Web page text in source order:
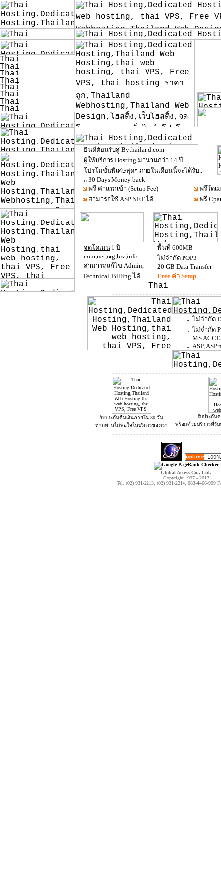
ยินดีต้อนรับสู่ Bythailand.com
ผู้ให้บริการ Hosting มานานกว่า 14 ปี...
โปรโมชั่นพิเศษสุดๆ ภายในเดือนนี้จะได้รับ..
30 Days Money back
ฟรี ค่าแรกเข้า (Setup Fee)
สามารถใช้ ASP.NET ได้
ฟรีโดเ
ฟรี
จดโดเมน 1 ปี
com,net,org,biz,info
สามารถแก้ไข Admin,
Technical, Billing ได้
พื้นที่ 600MB
ไม่จำกัด POP3
20 GB Data Transfer
Free ค่า Setup
ไม่จำกัด
ไม่จำกัด
MS
ASP,
รับประกันคืนเงินภายใน 30 วัน
หากท่านไม่พอใจในบริการของเรา
รับประกัน
พร้อมด้วยบริการที่รั
Global Access Co., Ltd.
Copyright 1997 - 2012
Tel. (02) 931-2213, (02) 931-2214, 083-4466-999